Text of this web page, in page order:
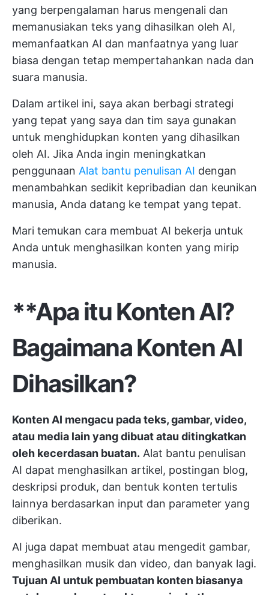
yang berpengalaman harus mengenali dan
memanusiakan teks yang dihasilkan oleh AI,
memanfaatkan AI dan manfaatnya yang luar
biasa dengan tetap mempertahankan nada dan
suara manusia.
Dalam artikel ini, saya akan berbagi strategi
yang tepat yang saya dan tim saya gunakan
untuk menghidupkan konten yang dihasilkan
oleh AI. Jika Anda ingin meningkatkan
penggunaan Alat bantu penulisan AI dengan
menambahkan sedikit kepribadian dan keunikan
manusia, Anda datang ke tempat yang tepat.
Mari temukan cara membuat AI bekerja untuk
Anda untuk menghasilkan konten yang mirip
manusia.
**Apa itu Konten AI?
Bagaimana Konten AI
Dihasilkan?
Konten AI mengacu pada teks, gambar, video,
atau media lain yang dibuat atau ditingkatkan
oleh kecerdasan buatan. Alat bantu penulisan
AI dapat menghasilkan artikel, postingan blog,
deskripsi produk, dan bentuk konten tertulis
lainnya berdasarkan input dan parameter yang
diberikan.
AI juga dapat membuat atau mengedit gambar,
menghasilkan musik dan video, dan banyak lagi.
Tujuan AI untuk pembuatan konten biasanya